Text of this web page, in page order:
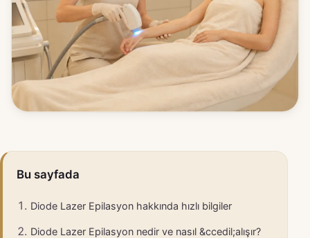
Bu sayfada
Diode Lazer Epilasyon hakkında hızlı bilgiler
Diode Lazer Epilasyon nedir ve nasıl &ccedil;alışır?